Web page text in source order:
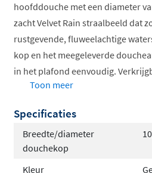
hoofddouche met een diameter
zacht Velvet Rain straalbeeld dat
rustgevende, fluweelachtige
kop en het meegeleverde
in het plafond eenvoudig.
kleuren, van mat zwart tot
Velvet Rain straal voor
Verstelbare douchekop
Toon meer
Specificaties
Breedte/diameter
douchekop
Kleur